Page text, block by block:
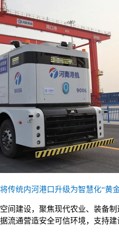
传统内河港口升级为智慧化“黄金
建设，聚焦现代农业、装备
通营造安全可信环境，支持